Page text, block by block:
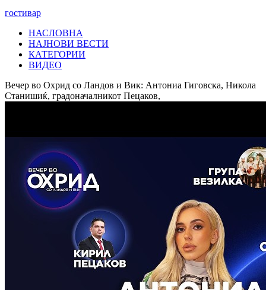
гостивар
НАСЛОВНА
НАЈНОВИ ВЕСТИ
КАТЕГОРИИ
ВИДЕО
Вечер во Охрид со Ландов и Вик: Антониа Гиговска, Никола
Станишиќ, градоначалникот Пецаков,